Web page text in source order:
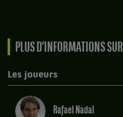
PLUS D’INFORMATIONS SUR
Les joueurs
Rafael Nadal